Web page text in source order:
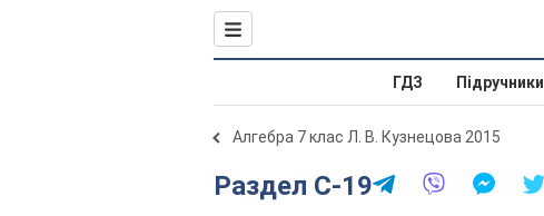
ГДЗ Підручники
Алгебра 7 клас Л. В. Кузнецова 2015
Раздел С-19